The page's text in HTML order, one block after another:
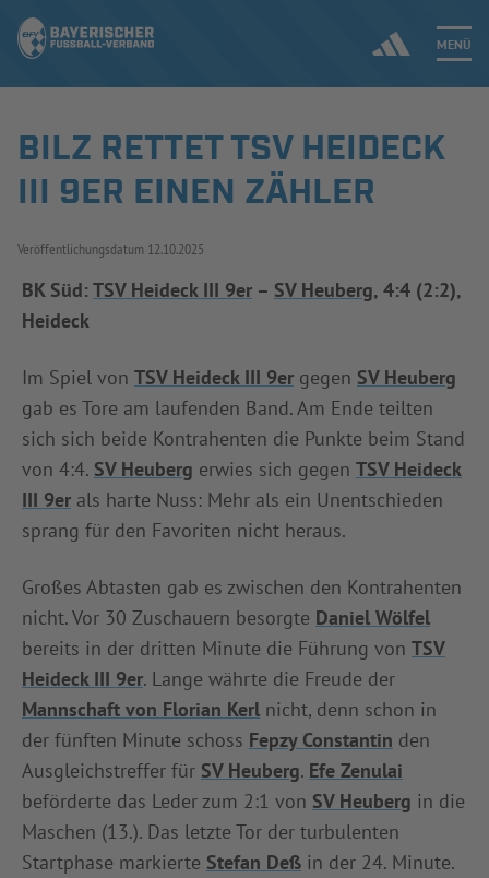
MENÜ
Jetzt einloggen
SPIELBETRIEB & VERBANDSLEBEN
AUSBILDUNG & FÖRDERUNG
DER VERBAND
BILZ RETTET TSV HEIDECK
III 9ER EINEN ZÄHLER
Veröffentlichungsdatum 12.10.2025
BK Süd: TSV Heideck III 9er – SV Heuberg, 4:4 (2:2),
Heideck
Im Spiel von TSV Heideck III 9er gegen SV Heuberg
gab es Tore am laufenden Band. Am Ende teilten
sich sich beide Kontrahenten die Punkte beim Stand
von 4:4. SV Heuberg erwies sich gegen TSV Heideck
III 9er als harte Nuss: Mehr als ein Unentschieden
sprang für den Favoriten nicht heraus.
Großes Abtasten gab es zwischen den Kontrahenten
nicht. Vor 30 Zuschauern besorgte Daniel Wölfel
bereits in der dritten Minute die Führung von TSV
Heideck III 9er. Lange währte die Freude der
Mannschaft von Florian Kerl nicht, denn schon in
der fünften Minute schoss Fepzy Constantin den
Ausgleichstreffer für SV Heuberg. Efe Zenulai
beförderte das Leder zum 2:1 von SV Heuberg in die
Maschen (13.). Das letzte Tor der turbulenten
Startphase markierte Stefan Deß in der 24. Minute.